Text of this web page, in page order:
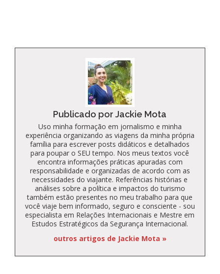
Publicado por Jackie Mota
Uso minha formação em jornalismo e minha
experiência organizando as viagens da minha própria
família para escrever posts didáticos e detalhados
para poupar o SEU tempo. Nos meus textos você
encontra informações práticas apuradas com
responsabilidade e organizadas de acordo com as
necessidades do viajante. Referências histórias e
análises sobre a política e impactos do turismo
também estão presentes no meu trabalho para que
você viaje bem informado, seguro e consciente - sou
especialista em Relações Internacionais e Mestre em
Estudos Estratégicos da Segurança Internacional.
outros artigos de Jackie Mota »